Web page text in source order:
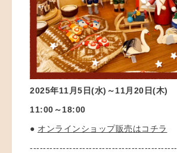
2025年11月5日(水)～11月20日(木)
11:00～18:00
● オンラインショップ販売はコチラ
---------------------------------------------